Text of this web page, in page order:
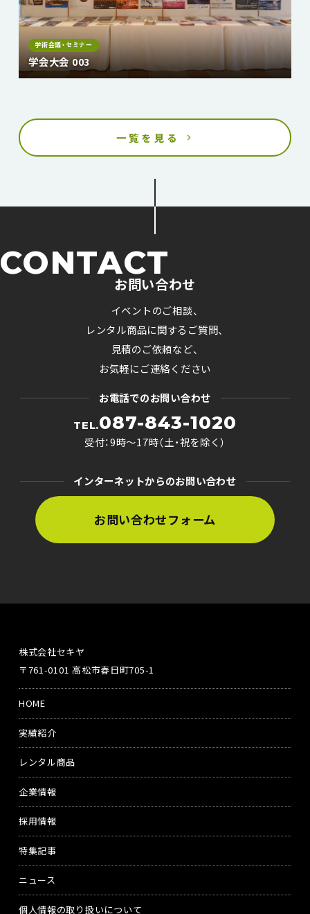
学術会議・セミナー
学会大会 003
一覧を見る
CONTACT
お問い合わせ
イベントのご相談、
レンタル商品に関するご質問、
見積のご依頼など、
お気軽にご連絡ください
お電話でのお問い合わせ
TEL.087-843-1020
受付：9時〜17時（土・祝を除く）
インターネットからのお問い合わせ
お問い合わせフォーム
株式会社セキヤ
〒761-0101 高松市春日町705-1
HOME
実績紹介
レンタル商品
企業情報
採用情報
特集記事
ニュース
個人情報の取り扱いについて